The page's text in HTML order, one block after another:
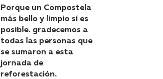
Porque un Compostela
más bello y limpio sí es
posible. gradecemos a
todas las personas que
se sumaron a esta
jornada de
reforestación.